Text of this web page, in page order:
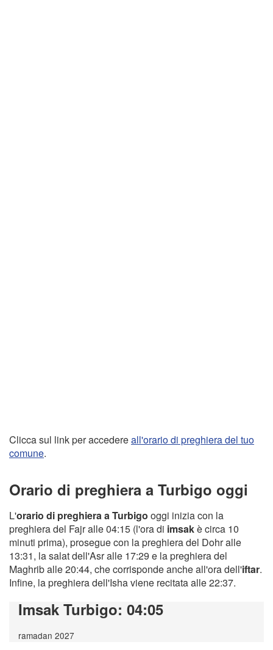
Clicca sul link per accedereall'orario di preghiera del tuo
comune.
Orario di preghiera a Turbigo oggi
L'orario di preghiera a Turbigo oggi inizia con la
preghiera del Fajr alle 04:15 (l'ora di imsakè circa 10
minuti prima), prosegue con la preghiera del Dohr alle
13:31, la salat dell'Asr alle 17:29 e la preghiera del
Maghrib alle 20:44, che corrisponde anche all'ora dell'iftar.
Infine, la preghiera dell'Isha viene recitata alle 22:37.
Imsak Turbigo: 04:05
ramadan 2027